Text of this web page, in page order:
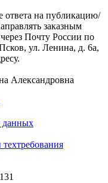
на публикацию/
заказным
Почту России по
ул. Ленина, д. 6а,
Александровна
данных